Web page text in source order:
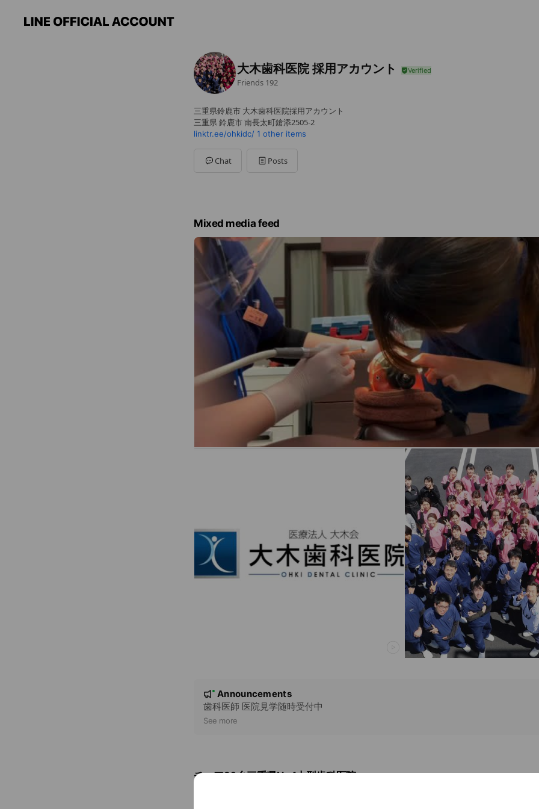
大木歯科医院 採用アカウント
Friends 192
三重県鈴鹿市 大木歯科医院採用アカウント
三重県 鈴鹿市 南長太町鎗添2505-2
linktr.ee/ohkidc/ 1 other items
Chat Posts
Mixed media feed
e
New
Announcements
歯科医師 医院見学随時受付中
See more
チェア20台三重県No.1大型歯科医院